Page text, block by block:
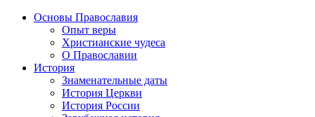
Основы Православия
Опыт веры
Христианские чудеса
О Православии
История
Знаменательные даты
История Церкви
История России